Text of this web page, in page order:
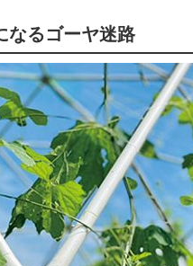
なるゴーヤ迷路